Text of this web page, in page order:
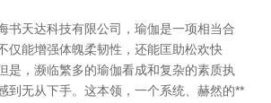
书天达科技有限公司，瑜伽是一项相当合
仅能增强体魄柔韧性，还能匡助松欢快
是，濒临繁多的瑜伽看成和复杂的素质执
到无从下手。这本领，一个系统、赫然的**